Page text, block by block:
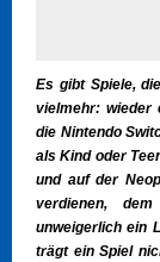
Es gibt Spiele,
vielmehr: wieder
die Nintendo
als Kind oder
und auf der
verdienen,
unweigerlich ein
trägt ein Spiel